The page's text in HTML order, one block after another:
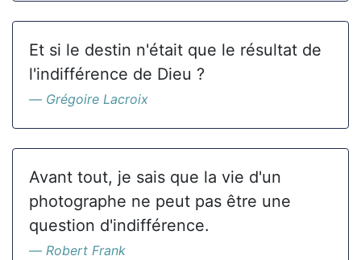
Et si le destin n'était que le résultat de
l'indifférence de Dieu ?
Grégoire Lacroix
Avant tout, je sais que la vie d'un
photographe ne peut pas être une
question d'indifférence.
Robert Frank